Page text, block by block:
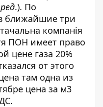
.). По
ближайшие три
компанія
ПОН имеет право
цене газа 20%
от этого
там одна из
цена за м3